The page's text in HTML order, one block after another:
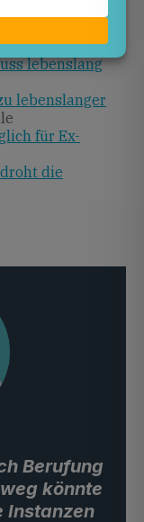
Yoon zu
– Wikipedia
lebenslang
lebenslanger
für Ex-
die
Berufung
könnte
Instanzen